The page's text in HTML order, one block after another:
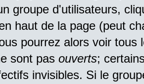
groupe d'utilisateurs,
haut de la page (peut
pourrez alors voir tous
sont pas ouverts;
invisibles. Si le